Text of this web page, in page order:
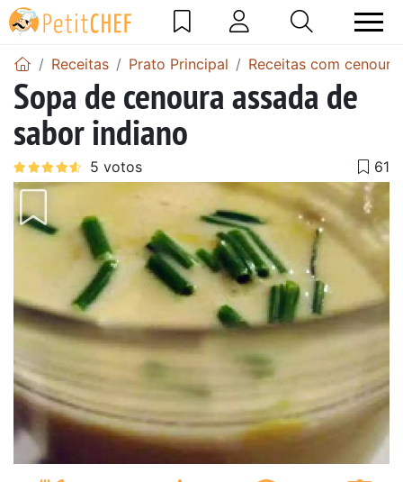
Receitas Prato Principal Receitas com cenoura
Sopa de cenoura assada de
sabor indiano